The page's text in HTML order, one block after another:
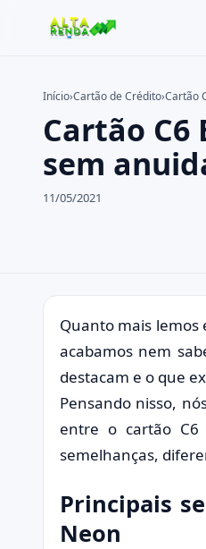
Buscar no site
Pressione Enter para
Início›Cartão de Crédito›Cartão
Cartão
sem
11/05/2021
Quanto mais lemos
acabamos nem
destacam e o que
Pensando nisso,
entre o cartão C6
semelhanças,
Principais
Neon